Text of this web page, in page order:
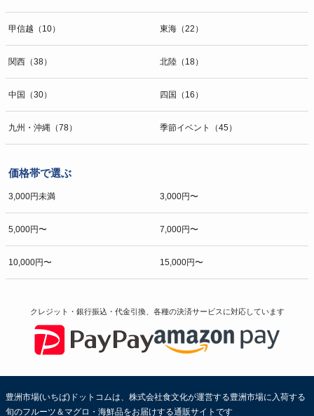
甲信越（10） 東海（22）
関西（38） 北陸（18）
中国（30） 四国（16）
九州・沖縄（78） 季節イベント（45）
価格帯で選ぶ
3,000円未満 3,000円〜
5,000円〜 7,000円〜
10,000円〜 15,000円〜
クレジット・銀行振込・代金引換、各種の決済サービスに対応しています
豊洲市場(いちば)ドットコムは、株式会社食文化が運営する豊洲市場に入荷する
旬のフルーツ＆マグロ・海鮮品をお届けする通販サイトです